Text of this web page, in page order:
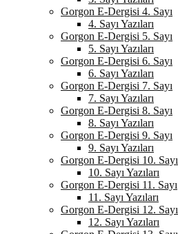
Gorgon E-Dergisi 4. Sayı
4. Sayı Yazıları
Gorgon E-Dergisi 5. Sayı
5. Sayı Yazıları
Gorgon E-Dergisi 6. Sayı
6. Sayı Yazıları
Gorgon E-Dergisi 7. Sayı
7. Sayı Yazıları
Gorgon E-Dergisi 8. Sayı
8. Sayı Yazıları
Gorgon E-Dergisi 9. Sayı
9. Sayı Yazıları
Gorgon E-Dergisi 10. Sayı
10. Sayı Yazıları
Gorgon E-Dergisi 11. Sayı
11. Sayı Yazıları
Gorgon E-Dergisi 12. Sayı
12. Sayı Yazıları